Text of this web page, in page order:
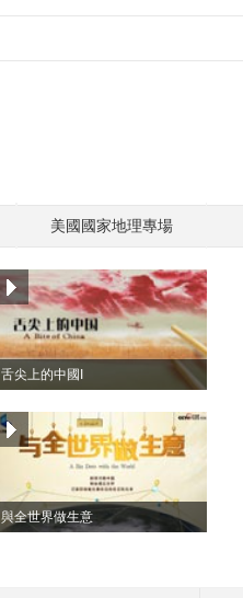
美國國家地理專場
舌尖上的中國I
與全世界做生意